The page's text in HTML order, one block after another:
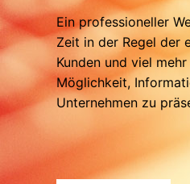
Ein professioneller
Zeit in der Regel der
Kunden und viel
Möglichkeit,
Unternehmen zu